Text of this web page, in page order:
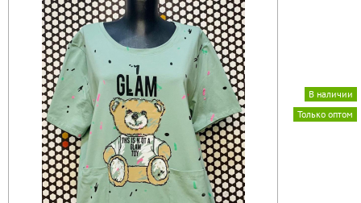
Только оптом
В наличии